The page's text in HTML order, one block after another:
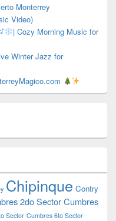
Monterrey
Video)
| Cozy Morning Music for
Winter Jazz for
Chipinque Contry
2do SectorCumbres
Sector Cumbres 6to Sector